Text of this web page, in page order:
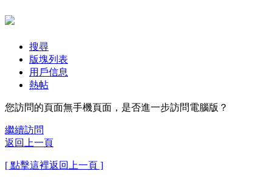
搜尋
版塊列表
用戶信息
熱帖
您訪問的頁面無手機頁面，是否進一步訪問電腦版？
繼續訪問
返回上一頁
[ 點擊這裡返回上一頁 ]